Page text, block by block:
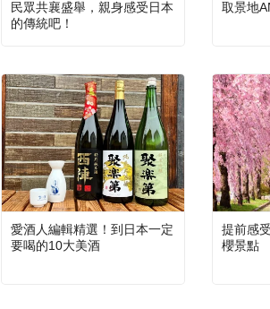
民眾共襄盛舉，親身感受日本
的傳統吧！
取景地
愛酒人編輯精選！到日本一定
要喝的10大美酒
提前感
櫻景點